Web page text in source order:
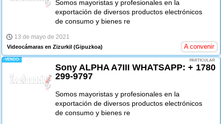
Somos mayoristas y profesionales en la
exportación de diversos productos electrónicos
de consumo y bienes re
13 de mayo de 2021
Videocámaras en Zizurkil (Gipuzkoa) A convenir
-VENDO- PARTICULAR
Sony ALPHA A7III WHATSAPP: + 1780
299-9797
Somos mayoristas y profesionales en la
exportación de diversos productos electrónicos
de consumo y bienes re